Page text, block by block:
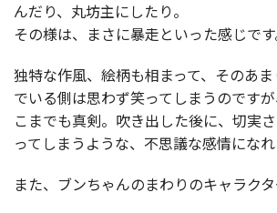
んだり、丸坊主にしたり。
その様は、まさに暴走といった感じです
独特な作風、絵柄も相まって、そのあ
でいる側は思わず笑ってしまうのです
こまでも真剣。吹き出した後に、切実
ってしまうような、不思議な感情になれ
また、ブンちゃんのまわりのキャラクタ